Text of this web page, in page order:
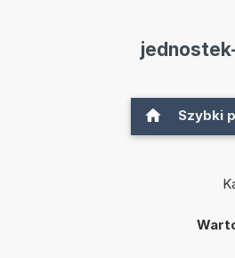
Szybki